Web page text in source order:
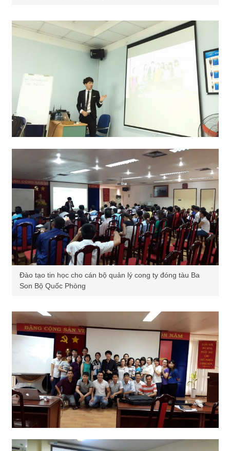
Đào tạo tin học cho cán bộ quản lý cong ty đóng tàu Ba
Son Bộ Quốc Phòng